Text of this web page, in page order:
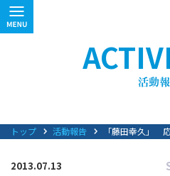
トップ 活動報告 「藤田幸久」
2013.07.13